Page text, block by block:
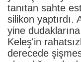
tanıtan sahte
silikon yaptırdı.
yine
Keleş'in
derecede